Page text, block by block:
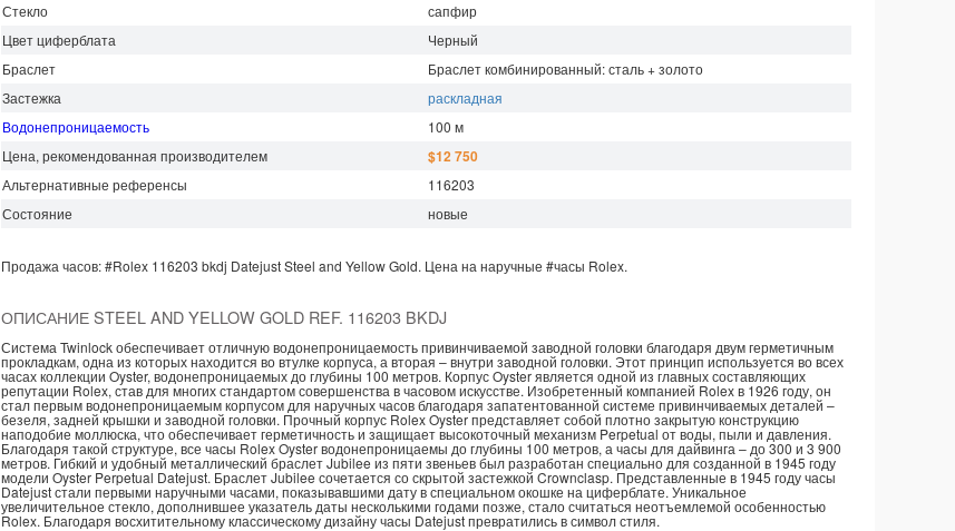
Стекло
сапфир
Цвет циферблата
Черный
Браслет
Браслет комбинированный: сталь + золото
Застежка
раскладная
Водонепроницаемость
100 м
Цена, рекомендованная производителем
$12 750
Альтернативные референсы
116203
Состояние
новые
Продажа часов:#Rolex 116203 bkdj DatejustSteel and Yellow Gold. Цена на наручные #часы Rolex.
ОПИСАНИЕ STEEL AND YELLOW GOLD REF. 116203 BKDJ
Система Twinlock обеспечивает отличную водонепроницаемость привинчиваемой заводной головки благодаря двум герметичным
прокладкам, одна из которых находится во втулке корпуса, а вторая – внутри заводной головки. Этот принцип используется во всех
часах коллекции Oyster, водонепроницаемых до глубины 100 метров. Корпус Oyster является одной из главных составляющих
репутации Rolex, став для многих стандартом совершенства в часовом искусстве. Изобретенный компанией Rolex в 1926 году, он
стал первым водонепроницаемым корпусом для наручных часов благодаря запатентованной системе привинчиваемых деталей –
безеля, задней крышки и заводной головки. Прочный корпус Rolex Oyster представляет собой плотно закрытую конструкцию
наподобие моллюска, что обеспечивает герметичность и защищает высокоточный механизм Perpetual от воды, пыли и давления.
Благодаря такой структуре, все часы Rolex Oyster водонепроницаемы до глубины 100 метров, а часы для дайвинга – до 300 и 3 900
метров. Гибкий и удобный металлический браслет Jubilee из пяти звеньев был разработан специально для созданной в 1945 году
модели Oyster Perpetual Datejust. Браслет Jubilee сочетается со скрытой застежкой Crownclasp. Представленные в 1945 году часы
Datejust стали первыми наручными часами, показывавшими дату в специальном окошке на циферблате. Уникальное
увеличительное стекло, дополнившее указатель даты несколькими годами позже, стало считаться неотъемлемой особенностью
Rolex. Благодаря восхитительному классическому дизайну часы Datejust превратились в символ стиля.